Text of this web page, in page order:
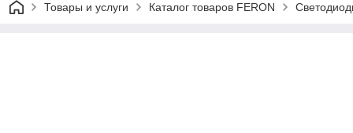
Товары и услуги Каталог товаров FERON